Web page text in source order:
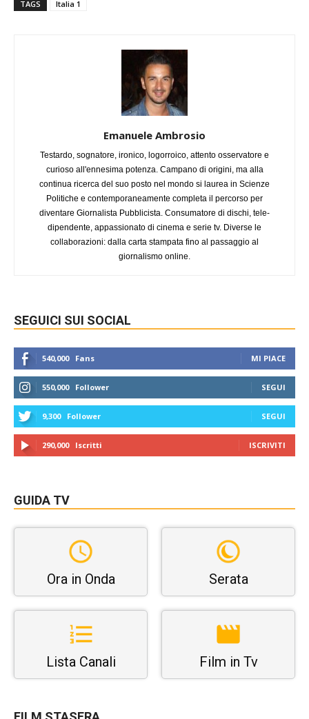
TAGS Italia 1
Emanuele Ambrosio
Testardo, sognatore, ironico, logorroico, attento osservatore e
curioso all'ennesima potenza. Campano di origini, ma alla
continua ricerca del suo posto nel mondo si laurea in Scienze
Politiche e contemporaneamente completa il percorso per
diventare Giornalista Pubblicista. Consumatore di dischi, tele-
dipendente, appassionato di cinema e serie tv. Diverse le
collaborazioni: dalla carta stampata fino al passaggio al
giornalismo online.
SEGUICI SUI SOCIAL
540,000 Fans MI PIACE
550,000 Follower SEGUI
9,300 Follower SEGUI
290,000 Iscritti ISCRIVITI
GUIDA TV
Ora in Onda Serata
Lista Canali Film in Tv